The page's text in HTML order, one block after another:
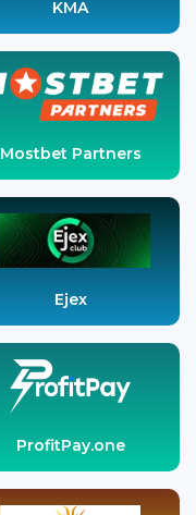
KMA
Mostbet Partners
Ejex
ProfitPay.one